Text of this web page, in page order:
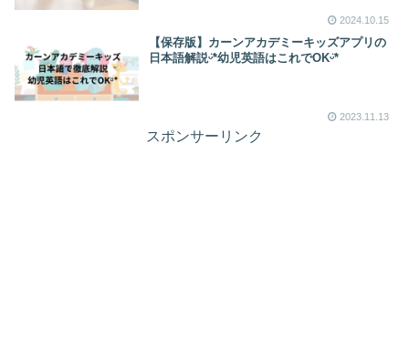
2024.10.15
【保存版】カーンアカデミーキッズアプリの
日本語解説ᵕ̈*幼児英語はこれでOKᵕ̈*
2023.11.13
スポンサーリンク